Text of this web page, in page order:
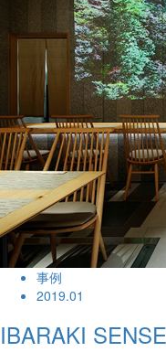
事例
2019.01
IBARAKI SENSE